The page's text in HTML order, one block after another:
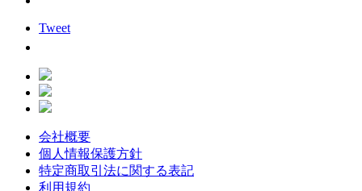
Tweet
会社概要
個人情報保護方針
特定商取引法に関する表記
利用規約